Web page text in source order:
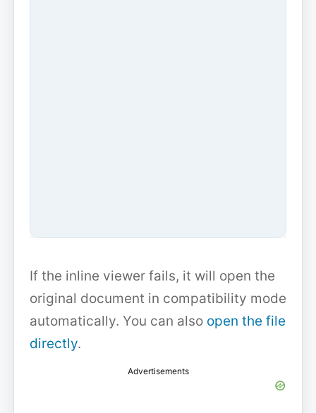
If the inline viewer fails, it will open the
original document in compatibility mode
automatically. You can also open the file
directly.
Advertisements